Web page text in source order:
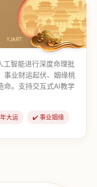
工智能进行深度命理批
事业财运起伏、姻缘桃
命。支持交互式AI教学
大运 ✔️ 事业姻缘